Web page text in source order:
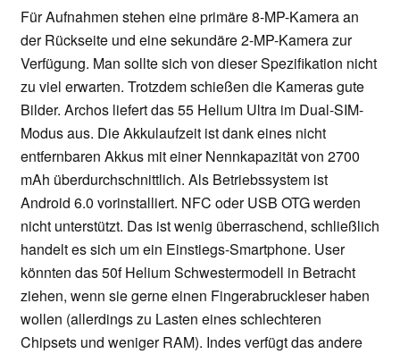
Für Aufnahmen stehen eine primäre 8-MP-Kamera an
der Rückseite und eine sekundäre 2-MP-Kamera zur
Verfügung. Man sollte sich von dieser Spezifikation nicht
zu viel erwarten. Trotzdem schießen die Kameras gute
Bilder. Archos liefert das 55 Helium Ultra im Dual-SIM-
Modus aus. Die Akkulaufzeit ist dank eines nicht
entfernbaren Akkus mit einer Nennkapazität von 2700
mAh überdurchschnittlich. Als Betriebssystem ist
Android 6.0 vorinstalliert. NFC oder USB OTG werden
nicht unterstützt. Das ist wenig überraschend, schließlich
handelt es sich um ein Einstiegs-Smartphone. User
könnten das 50f Helium Schwestermodell in Betracht
ziehen, wenn sie gerne einen Fingerabruckleser haben
wollen (allerdings zu Lasten eines schlechteren
Chipsets und weniger RAM). Indes verfügt das andere